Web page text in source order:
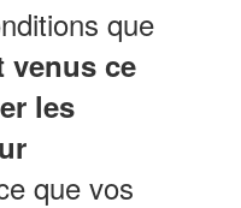
que
venus ce
les
que vos